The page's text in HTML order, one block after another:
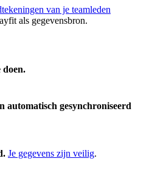
van je teamleden
als gegevensbron.
doen.
gesynchroniseerd
Je gegevens zijn veilig.